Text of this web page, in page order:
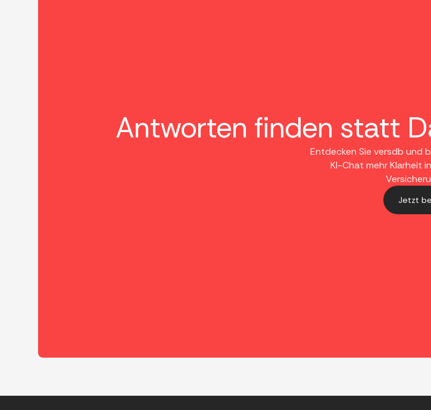
Antworten finden statt
Entdecken Sie versdb und
KI-Chat mehr Klarheit
Jetzt